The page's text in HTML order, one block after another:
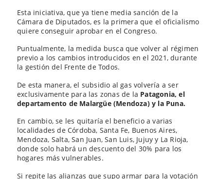
Esta iniciativa, que ya tiene media sanción de la
Cámara de Diputados, es la primera que el oficialismo
quiere conseguir aprobar en el Congreso.
Puntualmente, la medida busca que volver al régimen
previo a los cambios introducidos en el 2021, durante
la gestión del Frente de Todos.
De esta manera, el subsidio al gas volvería a ser
exclusivamente para las zonas de la Patagonia, el
departamento de Malargüe (Mendoza) y la Puna.
En cambio, se les quitaría el beneficio a varias
localidades de Córdoba, Santa Fe, Buenos Aires,
Mendoza, Salta, San Juan, San Luis, Jujuy y La Rioja,
donde solo habrá un descuento del 30% para los
hogares más vulnerables.
Si repite las alianzas que supo armar para la votación